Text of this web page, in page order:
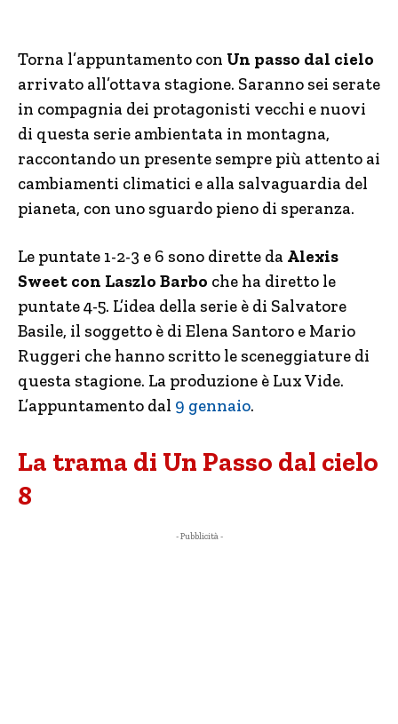
Torna l’appuntamento con Un passo dal cielo
arrivato all’ottava stagione. Saranno sei serate
in compagnia dei protagonisti vecchi e nuovi
di questa serie ambientata in montagna,
raccontando un presente sempre più attento ai
cambiamenti climatici e alla salvaguardia del
pianeta, con uno sguardo pieno di speranza.
Le puntate 1-2-3 e 6 sono dirette da Alexis
Sweet con Laszlo Barbo che ha diretto le
puntate 4-5. L’idea della serie è di Salvatore
Basile, il soggetto è di Elena Santoro e Mario
Ruggeri che hanno scritto le sceneggiature di
questa stagione. La produzione è Lux Vide.
L’appuntamento dal 9 gennaio.
La trama di Un Passo dal cielo
8
- Pubblicità -